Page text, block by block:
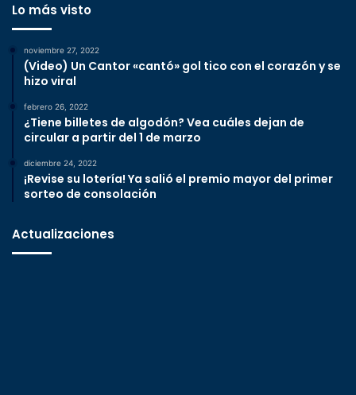
Lo más visto
noviembre 27, 2022
(Video) Un Cantor «cantó» gol tico con el corazón y se
hizo viral
febrero 26, 2022
¿Tiene billetes de algodón? Vea cuáles dejan de
circular a partir del 1 de marzo
diciembre 24, 2022
¡Revise su lotería! Ya salió el premio mayor del primer
sorteo de consolación
Actualizaciones